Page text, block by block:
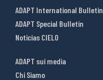
ADAPT International Bulletin
ADAPT Special Bulletin
Noticias CIELO
ADAPT sui media
Chi Siamo